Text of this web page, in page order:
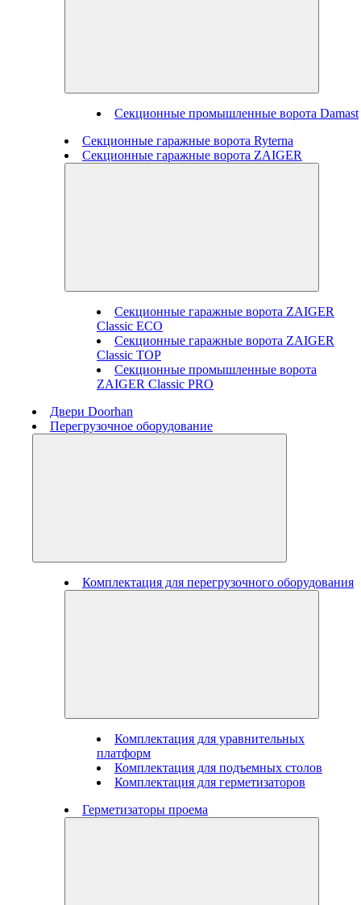
Секционные промышленные ворота Damast
Секционные гаражные ворота Ryterna
Секционные гаражные ворота ZAIGER
Секционные гаражные ворота ZAIGER
Classic ECO
Секционные гаражные ворота ZAIGER
Classic TOP
Секционные промышленные ворота
ZAIGER Classic PRO
Двери Doorhan
Перегрузочное оборудование
Комплектация для перегрузочного оборудования
Комплектация для уравнительных
платформ
Комплектация для подъемных столов
Комплектация для герметизаторов
Герметизаторы проема